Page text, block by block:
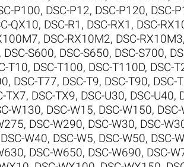
P100, DSC-P12, DSC-P120, DSC-
QX10, DSC-R1 , DSC-RX1 , DSC-
, DSC-RX10M2, DSC-RX10M3,
, DSC-S600, DSC-S650, DSC-S700,
T10, DSC-T100, DSC-T110D, DSC-
, DSC-T77, DSC-T9, DSC-T90, DSC-
TX7, DSC-TX9, DSC-U30, DSC-U40,
W130, DSC-W15, DSC-W150,
, DSC-W290, DSC-W30, DSC-
DSC-W40, DSC-W5, DSC-W50, DSC-
, DSC-W650, DSC-W690, DSC-